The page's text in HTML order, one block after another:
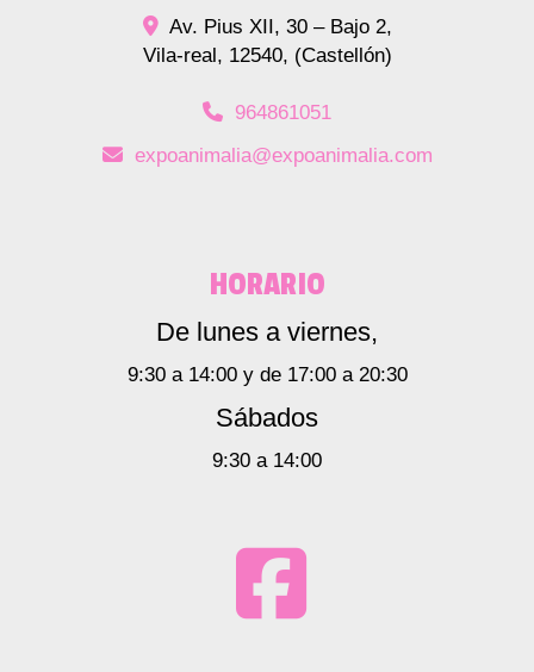
Av. Pius XII, 30 – Bajo 2,
Vila-real, 12540, (Castellón)
964861051
expoanimalia
expoanimalia.com
HORARIO
De lunes a viernes,
9:30 a 14:00 y de 17:00 a 20:30
Sábados
9:30 a 14:00